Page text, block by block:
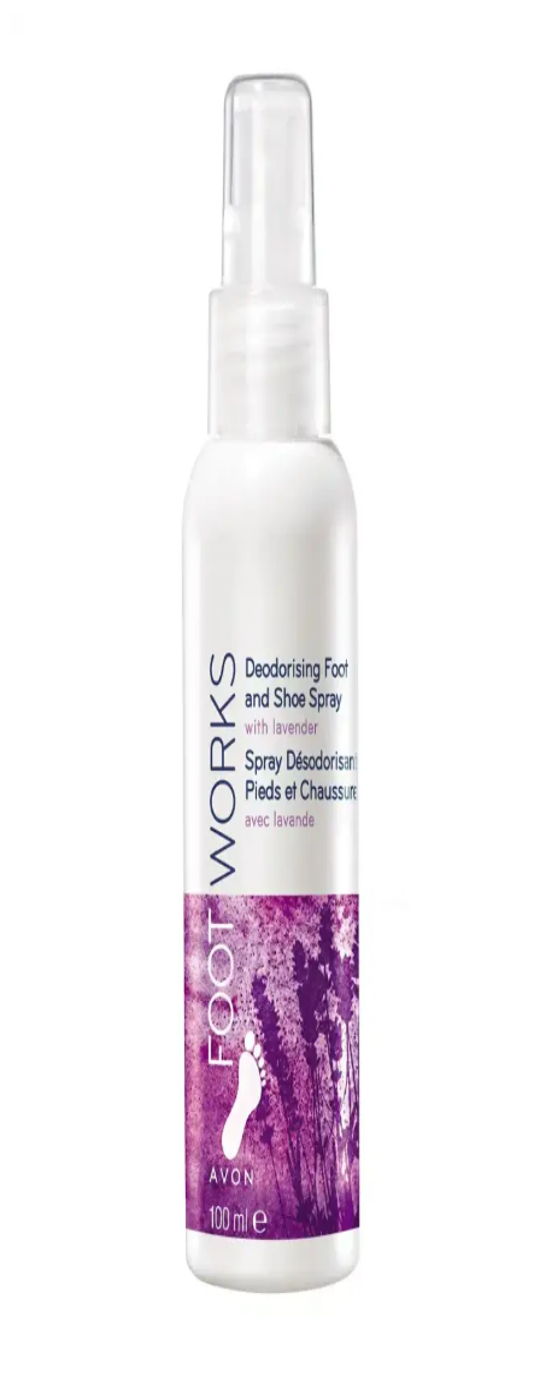
Seçim Kriterleri Hakkında Güncel Bilgiler
Sert Tırnak Törpüsü ve Ayak Bakımında Doğru
Sert tırnak törpüsü, kalın ve sert tırnakların şekillendirilmesinde etkili
Avon’un geniş ürün yelpazesinde ayak sabunu ve kişisel bakım
ürünleri, hijyen ve sağlık odaklı, doğal içeriklerle ayak sağlığını
destekler. Güvenilir ve kaliteli ürünlerle bakım rutininizi tamamlayın.
Balmy 3 ve FERAY Iroko ayak törpüleri
karşılaştırması: kullanım özellikleri ve etkileri
İki popüler ayak törpüsü arasındaki farkları, kullanım özelliklerini ve
kullanıcı yorumlarını inceleyerek sizin için en uygun seçeneği
Ped Egg ile Ayak Bakımında Yeni Dönem: Etkili ve
Ped Egg ürünleri, ayak derisini nazikçe törpüleyerek sağlıklı ve
pürüzsüz ayaklar sağlar. Ergonomik tasarımı ve etkili sonuçlarıyla
ayak bakımında pratik çözümler sunar.
Ped Egg Ayak Bakım Seti ile Pürüzsüz ve Sağlıklı
Ayaklar İçin Etkili Çözüm
Paslanmaz çelik ve mikro doku özellikleriyle ölü deriyi kolayca
temizleyen Ped Egg Ayak Bakım Seti, hijyen ve kullanım kolaylığı
sağlar. Düzenli kullanımda pürüzsüz ve sağlıklı ayaklara ulaşın.
Avon Lavantalı ve Lapitak Ayak Kokusu Giderici
Ürünleri Karşılaştırması
İki popüler ayak bakım ürünü olan Avon lavantalı sprey ve Lapitak
kremi karşılaştırıyoruz. Kokuyu giderme, rahatlatıcı etkiler ve